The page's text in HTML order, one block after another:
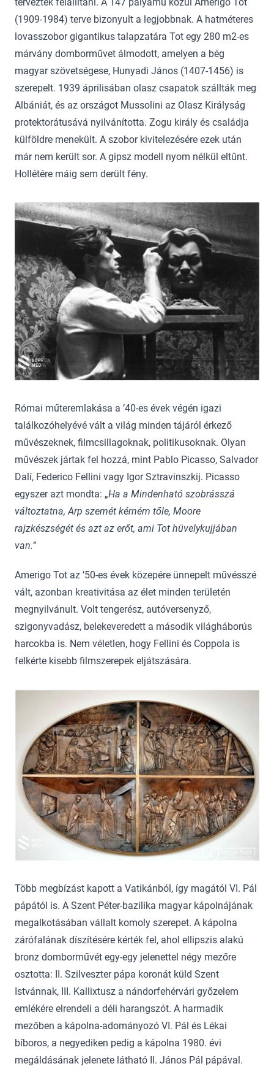
(1909-1984) terve bizonyult a legjobbnak. A hatméteres
lovasszobor gigantikus talapzatára Tot egy 280 m2-es
márvány domborművet álmodott, amelyen a bég
magyar szövetségese, Hunyadi János (1407-1456) is
szerepelt. 1939 áprilisában olasz csapatok szállták meg
Albániát, és az országot Mussolini az Olasz Királyság
protektorátusává nyilvánította. Zogu király és családja
külföldre menekült. A szobor kivitelezésére ezek után
már nem került sor. A gipsz modell nyom nélkül eltűnt.
Hollétére máig sem derült fény.
Római műteremlakása a ’40-es évek végén igazi
találkozóhelyévé vált a világ minden tájáról érkező
művészeknek, filmcsillagoknak, politikusoknak. Olyan
művészek jártak fel hozzá, mint Pablo Picasso, Salvador
Dalí, Federico Fellini vagy Igor Sztravinszkij. Picasso
egyszer azt mondta: „Ha a Mindenható szobrásszá
változtatna, Arp szemét kérném tőle, Moore
rajzkészségét és azt az erőt, ami Tot hüvelykujjában
van.”
Amerigo Tot az ’50-es évek közepére ünnepelt művésszé
vált, azonban kreativitása az élet minden területén
megnyilvánult. Volt tengerész, autóversenyző,
szigonyvadász, belekeveredett a második világháborús
harcokba is. Nem véletlen, hogy Fellini és Coppola is
felkérte kisebb filmszerepek eljátszására.
Több megbízást kapott a Vatikánból, így magától VI. Pál
pápától is. A Szent Péter-bazilika magyar kápolnájának
megalkotásában vállalt komoly szerepet. A kápolna
zárófalának díszítésére kérték fel, ahol ellipszis alakú
bronz domborművét egy-egy jelenettel négy mezőre
osztotta: II. Szilveszter pápa koronát küld Szent
Istvánnak, III. Kallixtusz a nándorfehérvári győzelem
emlékére elrendeli a déli harangszót. A harmadik
mezőben a kápolna-adományozó VI. Pál és Lékai
bíboros, a negyediken pedig a kápolna 1980. évi
megáldásának jelenete látható II. János Pál pápával.